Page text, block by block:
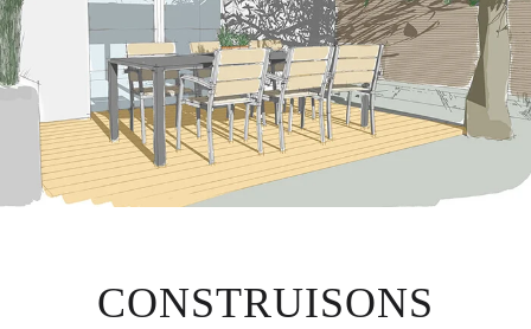
CONSTRUISONS